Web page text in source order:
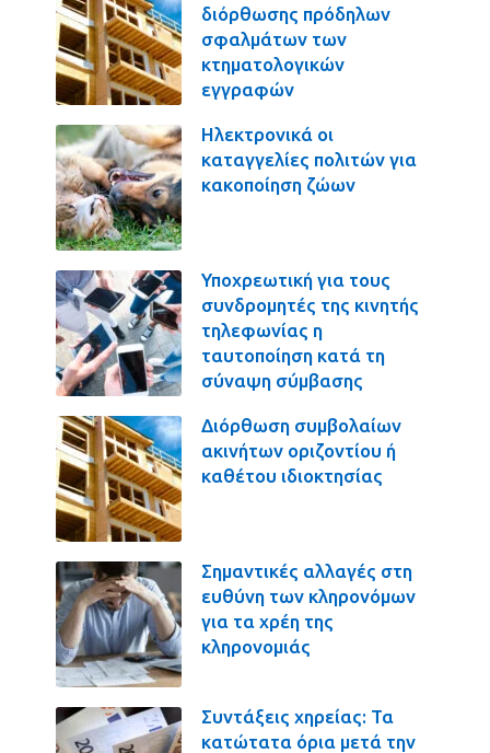
διόρθωσης πρόδηλων
σφαλμάτων των
κτηματολογικών
εγγραφών
Ηλεκτρονικά οι
καταγγελίες πολιτών για
κακοποίηση ζώων
Υποχρεωτική για τους
συνδρομητές της κινητής
τηλεφωνίας η
ταυτοποίηση κατά τη
σύναψη σύμβασης
Διόρθωση συμβολαίων
ακινήτων οριζοντίου ή
καθέτου ιδιοκτησίας
Σημαντικές αλλαγές στη
ευθύνη των κληρονόμων
για τα χρέη της
κληρονομιάς
Συντάξεις χηρείας: Τα
κατώτατα όρια μετά την